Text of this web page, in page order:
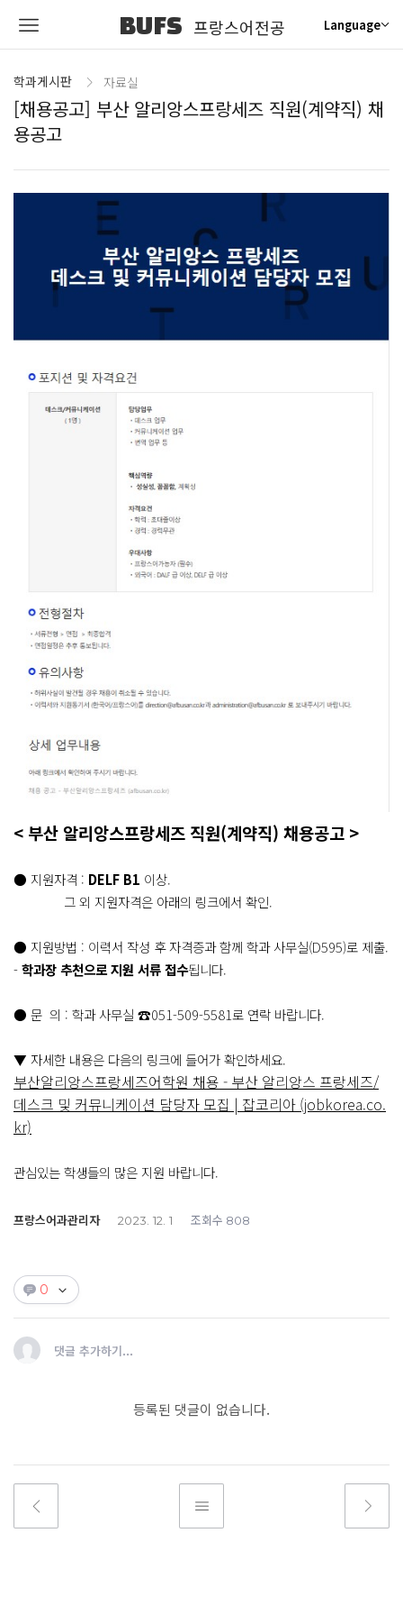
BUFS 프랑스어전공 Language
학과게시판 자료실
[채용공고] 부산 알리앙스프랑세즈 직원(계약직) 채
용공고
< 부산 알리앙스프랑세즈 직원(계약직) 채용공고 >
● 지원자격 : DELF B1 이상.
그 외 지원자격은 아래의 링크에서 확인.
● 지원방법 : 이력서 작성 후 자격증과 함께 학과 사무실(D595)로 제출.
-학과장 추천으로 지원 서류 접수됩니다.
● 문 의 : 학과 사무실 ☎051-509-5581로 연락 바랍니다.
▼ 자세한 내용은 다음의 링크에 들어가 확인하세요.
부산알리앙스프랑세즈어학원 채용 - 부산 알리앙스 프랑세즈/
데스크 및 커뮤니케이션 담당자 모집 | 잡코리아 (jobkorea.co.
kr)
관심있는 학생들의 많은 지원 바랍니다.
프랑스어과관리자 2023. 12. 1 조회수 808
0
댓글 추가하기...
등록된 댓글이 없습니다.